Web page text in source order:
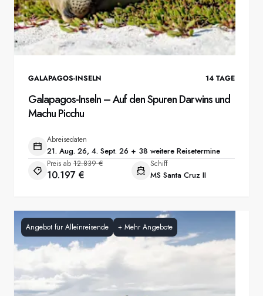
GALAPAGOS-INSELN 14 TAGE
Galapagos-Inseln – Auf den Spuren Darwins und
Machu Picchu
Abreisedaten
21. Aug. 26, 4. Sept. 26 + 38 weitere Reisetermine
Preis ab 12.839 €
10.197 €
Schiff
MS Santa Cruz II
Angebot für Alleinreisende + Mehr Angebote